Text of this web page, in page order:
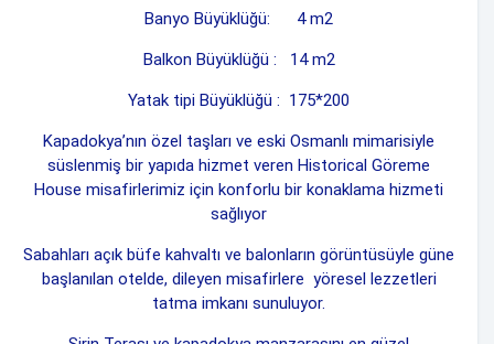
Banyo Büyüklüğü: 4 m2
Balkon Büyüklüğü : 14 m2
Yatak tipi Büyüklüğü : 175*200
Kapadokya’nın özel taşları ve eski Osmanlı mimarisiyle
süslenmiş bir yapıda hizmet veren Historical Göreme
House misafirlerimiz için konforlu bir konaklama hizmeti
sağlıyor
Sabahları açık büfe kahvaltı ve balonların görüntüsüyle güne
başlanılan otelde, dileyen misafirlere yöresel lezzetleri
tatma imkanı sunuluyor.